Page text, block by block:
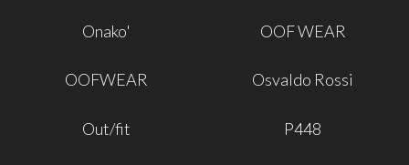
Onako' OOF WEAR
OOFWEAR Osvaldo Rossi
Out/fit P448